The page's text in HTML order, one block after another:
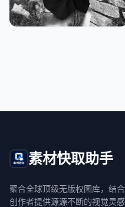
素材快取助手
聚合全球顶级无版权图库，结
创作者提供源源不断的视觉灵